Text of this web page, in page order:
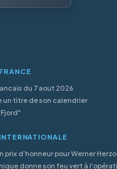
du 7 aout 2026
un titre de son calendrier
prix d’honneur pour Werner
donne son feu vert à